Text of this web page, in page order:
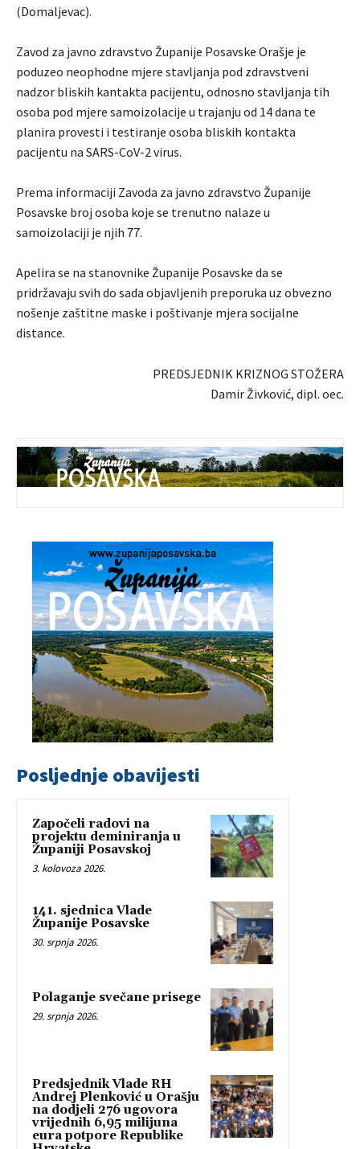
(Domaljevac).
Zavod za javno zdravstvo Županije Posavske Orašje je
poduzeo neophodne mjere stavljanja pod zdravstveni
nadzor bliskih kantakta pacijentu, odnosno stavljanja tih
osoba pod mjere samoizolacije u trajanju od 14 dana te
planira provesti i testiranje osoba bliskih kontakta
pacijentu na SARS-CoV-2 virus.
Prema informaciji Zavoda za javno zdravstvo Županije
Posavske broj osoba koje se trenutno nalaze u
samoizolaciji je njih 77.
Apelira se na stanovnike Županije Posavske da se
pridržavaju svih do sada objavljenih preporuka uz obvezno
nošenje zaštitne maske i poštivanje mjera socijalne
distance.
PREDSJEDNIK KRIZNOG STOŽERA
Damir Živković, dipl. oec.
Posljednje obavijesti
Započeli radovi na
projektu deminiranja u
Županiji Posavskoj
3. kolovoza 2026.
141. sjednica Vlade
Županije Posavske
30. srpnja 2026.
Polaganje svečane prisege
29. srpnja 2026.
Predsjednik Vlade RH
Andrej Plenković u Orašju
na dodjeli 276 ugovora
vrijednih 6,95 milijuna
eura potpore Republike